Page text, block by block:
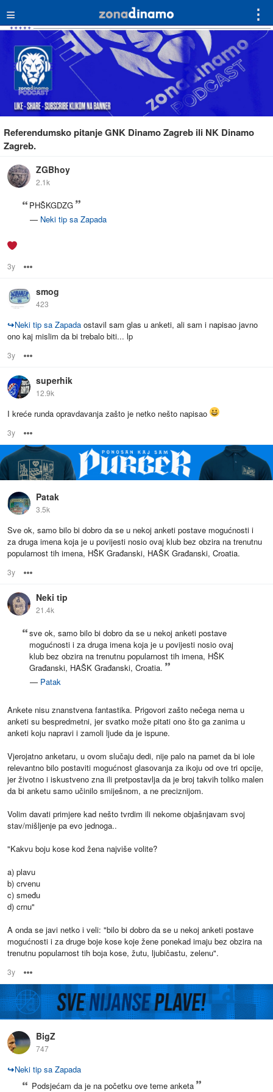
≡ ⋮
Referendumsko pitanje GNK Dinamo Zagreb ili NK Dinamo
Zagreb.
ZGBhoy
2.1k
PHŠKGDZG
— Neki tip sa Zapada
3y
smog
423
↪Neki tip sa Zapada ostavil sam glas u anketi, ali sam i napisao javno
ono kaj mislim da bi trebalo biti... lp
3y
superhik
12.9k
I kreće runda opravdavanja zašto je netko nešto napisao
3y
Patak
3.5k
Sve ok, samo bilo bi dobro da se u nekoj anketi postave mogućnosti i
za druga imena koja je u povijesti nosio ovaj klub bez obzira na trenutnu
popularnost tih imena, HŠK Građanski, HAŠK Građanski, Croatia.
3y
Neki tip
21.4k
sve ok, samo bilo bi dobro da se u nekoj anketi postave
mogućnosti i za druga imena koja je u povijesti nosio ovaj
klub bez obzira na trenutnu popularnost tih imena, HŠK
Građanski, HAŠK Građanski, Croatia.
— Patak
Ankete nisu znanstvena fantastika. Prigovori zašto nečega nema u
anketi su bespredmetni, jer svatko može pitati ono što ga zanima u
anketi koju napravi i zamoli ljude da je ispune.
Vjerojatno anketaru, u ovom slučaju dedi, nije palo na pamet da bi iole
relevantno bilo postaviti mogućnost glasovanja za ikoju od ove tri opcije,
jer životno i iskustveno zna ili pretpostavlja da je broj takvih toliko malen
da bi anketu samo učinilo smiješnom, a ne preciznijom.
Volim davati primjere kad nešto tvrdim ili nekome objašnjavam svoj
stav/mišljenje pa evo jednoga..
"Kakvu boju kose kod žena najviše volite?
a) plavu
b) crvenu
c) smeđu
d) crnu"
A onda se javi netko i veli: "bilo bi dobro da se u nekoj anketi postave
mogućnosti i za druge boje kose koje žene ponekad imaju bez obzira na
trenutnu popularnost tih boja kose, žutu, ljubičastu, zelenu".
3y
BigZ
747
↪Neki tip sa Zapada
Podsjećam da je na početku ove teme anketa